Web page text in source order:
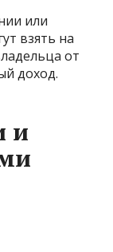
или
взять на
от
доход.
и